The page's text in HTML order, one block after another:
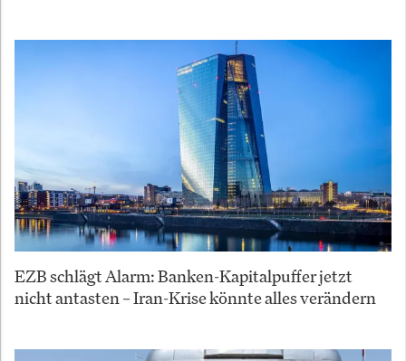
EZB schlägt Alarm: Banken-Kapitalpuffer jetzt
nicht antasten – Iran-Krise könnte alles verändern